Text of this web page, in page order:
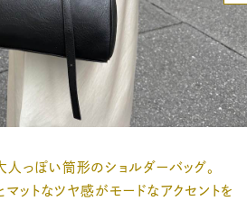
っぽい筒形のショルダーバッグ。
マットなツヤ感がモードなアクセントを